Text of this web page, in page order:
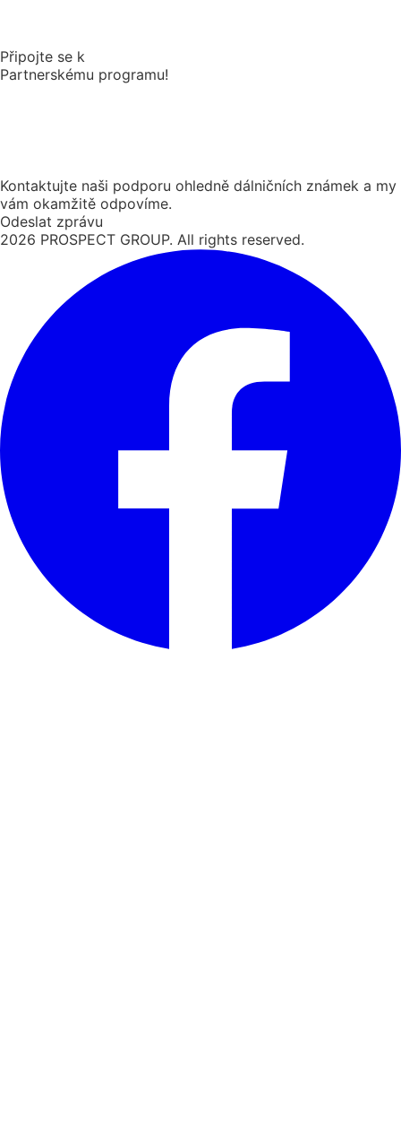
Připojte se k
Partnerskému programu!
Kontaktujte naši podporu ohledně dálničních známek a my
vám okamžitě odpovíme.
Odeslat zprávu
2026 PROSPECT GROUP. All rights reserved.